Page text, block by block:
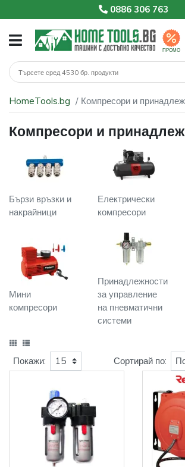
0886 306 763
ПРОМО
HomeTools.bg Компресори и
Компресори и
Бързи връзки и
накрайници
Електрически
компресори
Мини
компресори
Принадлежности
за управление
на пневматични
системи
Покажи: Сортирай по: